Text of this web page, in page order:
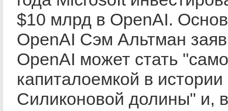
$10 млрд в OpenAI.
OpenAI Сэм Альтман
OpenAI может стать
капиталоемкой в истории
Силиконовой долины" и,